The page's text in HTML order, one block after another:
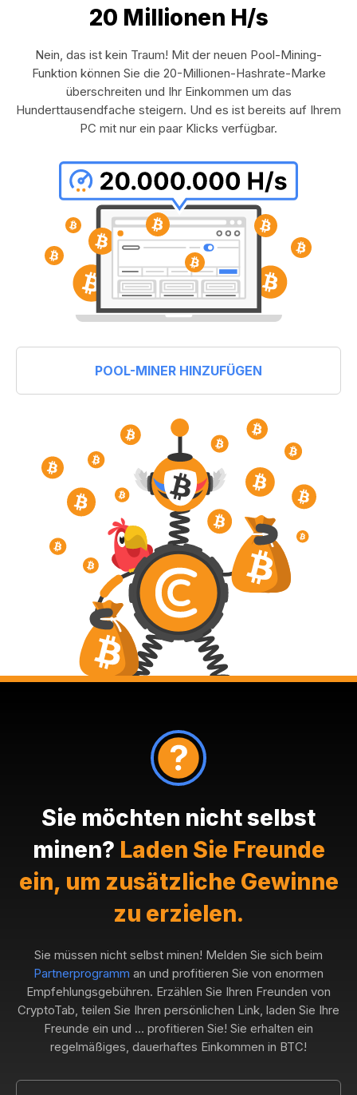
20 Millionen H/s
Nein, das ist kein Traum! Mit der neuen Pool-Mining-
Funktion können Sie die 20-Millionen-Hashrate-Marke
überschreiten und Ihr Einkommen um das
Hunderttausendfache steigern. Und es ist bereits auf Ihrem
PC mit nur ein paar Klicks verfügbar.
POOL-MINER HINZUFÜGEN
Sie möchten nicht selbst
minen? Laden Sie Freunde
ein, um zusätzliche Gewinne
zu erzielen.
Sie müssen nicht selbst minen! Melden Sie sich beim
Partnerprogramm an und profitieren Sie von enormen
Empfehlungsgebühren. Erzählen Sie Ihren Freunden von
CryptoTab, teilen Sie Ihren persönlichen Link, laden Sie Ihre
Freunde ein und ... profitieren Sie! Sie erhalten ein
regelmäßiges, dauerhaftes Einkommen in BTC!